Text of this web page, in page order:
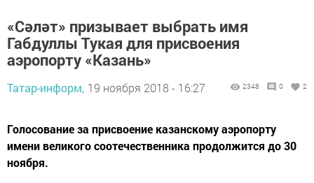
«Сәләт» призывает выбрать имя
Габдуллы Тукая для присвоения
аэропорту «Казань»
Татар-информ, 19 ноября 2018 - 16:27 2348 0 2
Голосование за присвоение казанскому аэропорту
имени великого соотечественника продолжится до 30
ноября.